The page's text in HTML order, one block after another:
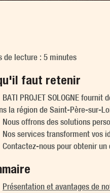
de lecture : 5 minutes
faut retenir
BATI PROJET SOLOGNE
la région de Saint-Père-sur-
Nous offrons des solutions
Nos services transforment vos
Contactez-nous pour obtenir
Présentation et avantages de